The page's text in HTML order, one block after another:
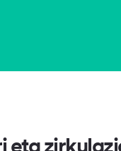
eta